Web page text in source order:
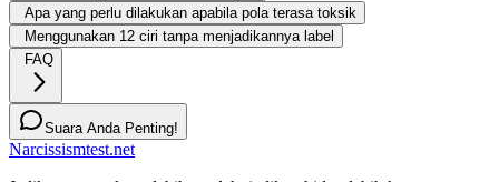
Apa yang perlu dilakukan apabila pola terasa toksik
Menggunakan 12 ciri tanpa menjadikannya label
FAQ
Suara Anda Penting!
Narcissismtest.net